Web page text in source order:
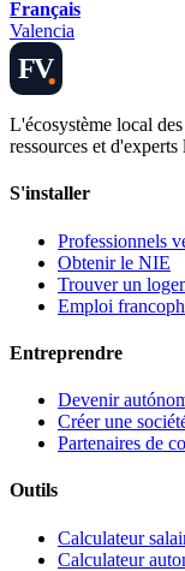
Français
Valencia
FV
L'écosystème local
ressources et
S'installer
Professionnels
Obtenir le NIE
Trouver un
Emploi
Entreprendre
Devenir
Créer une
Partenaires de
Outils
Calculateur
Calculateur